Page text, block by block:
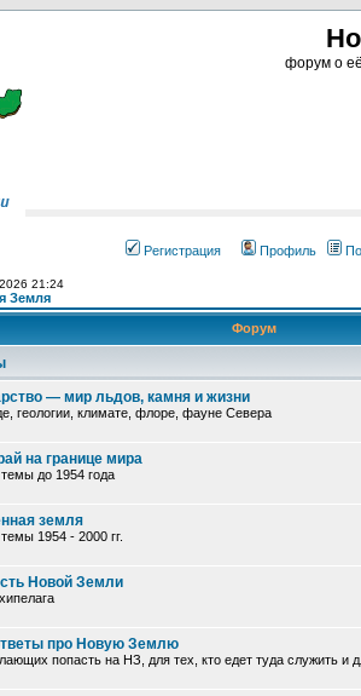
форум о
Регистрация Профиль
21:24
Земля
Форум
— мир льдов, камня и жизни
геологии, климате, флоре, фауне Севера
на границе мира
до 1954 года
земля
1954 - 2000 гг.
Новой Земли
про Новую Землю
попасть на НЗ, для тех, кто едет туда служить и